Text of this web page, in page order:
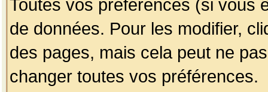
Toutes vos préférences (si vous
de données. Pour les modifier,
des pages, mais cela peut ne
changer toutes vos préférences.